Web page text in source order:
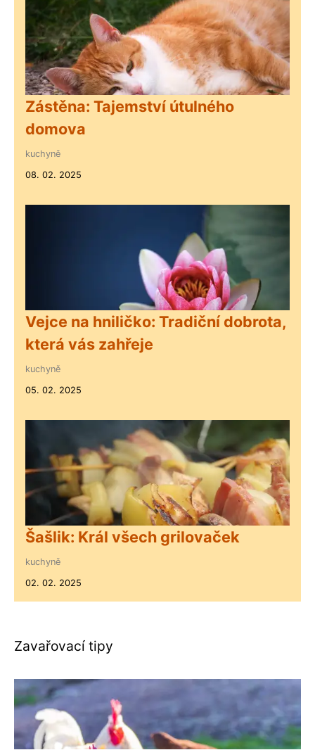
Zástěna: Tajemství útulného
domova
kuchyně
08. 02. 2025
Vejce na hniličko: Tradiční dobrota,
která vás zahřeje
kuchyně
05. 02. 2025
Šašlik: Král všech grilovaček
kuchyně
02. 02. 2025
Zavařovací tipy